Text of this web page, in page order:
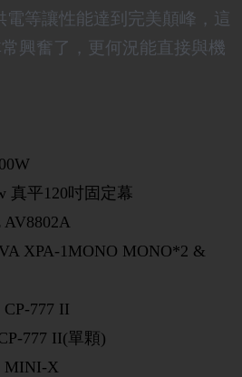
電等讓性能達到完美顛峰，這
興奮了，更何況能直接與機
平120吋固定幕
XPA-1MONO MONO*2 &
777 II
777 II(單顆)
MINI-X